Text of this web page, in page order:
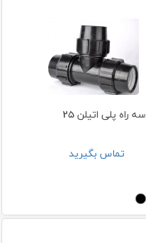
سه راه پلی اتیلن 25
تماس بگیرید